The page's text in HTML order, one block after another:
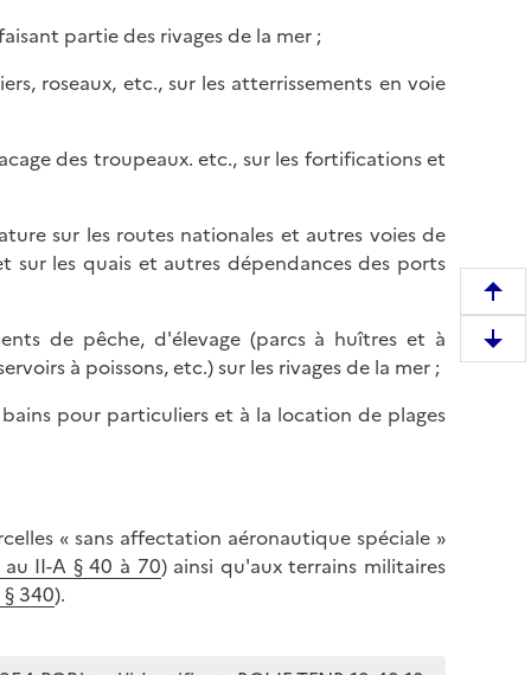
partie des rivages de la mer ;
roseaux, etc., sur les atterrissements en voie
des troupeaux. etc., sur les fortifications et
sur les routes nationales et autres voies de
sur les quais et autres dépendances des ports
de pêche, d'élevage (parcs à huîtres et à
à poissons, etc.) sur les rivages de la mer ;
pour particuliers et à la location de plages
« sans affectation aéronautique spéciale »
au II-A § 40 à 70) ainsi qu'aux terrains militaires
§ 340).
e
m
D